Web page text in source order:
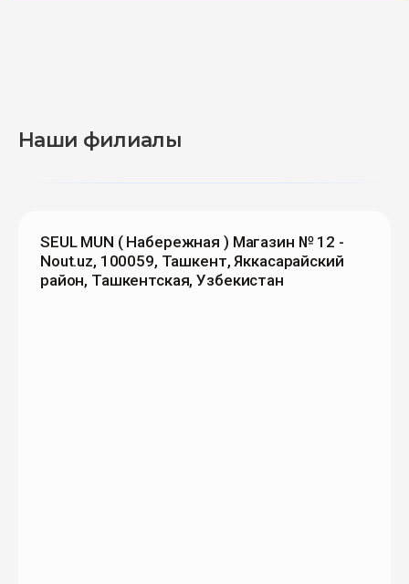
Наши филиалы
SEUL MUN ( Набережная ) Магазин № 12 -
Nout.uz, 100059, Ташкент, Яккасарайский
район, Ташкентская, Узбекистан